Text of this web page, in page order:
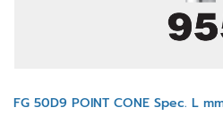
FG 50D9 POINT CONE Spec. L